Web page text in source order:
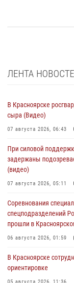
ЛЕНТА
В Красноярске
сыра (Видео)
07 августа 2026, 06:43
При силовой
задержаны
(видео)
07 августа 2026, 05:11
Соревнования
спецподразделений
прошли в
06 августа 2026, 01:59
В Красноярске
ориентировке
05 августа 2026, 11:36